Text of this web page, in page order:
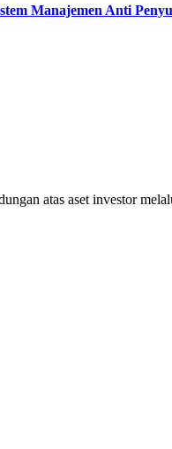
Manajemen Anti
atas aset investor